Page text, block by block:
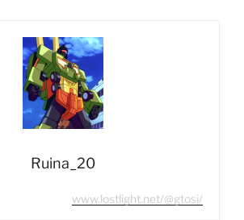
Sky
(Astrotrain
G1)”
Ruina_20
www.lostlight.net/@gtosi/